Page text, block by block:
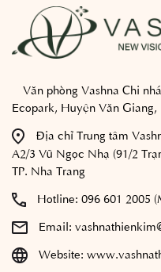
Văn phòng Vashna Chi
Ecopark, Huyện Văn
Địa chỉ Trung tâm
A2/3 Vũ Ngọc Nhạ (91/2
TP. Nha Trang
Hotline: 096 601 2005
Email:
Website: